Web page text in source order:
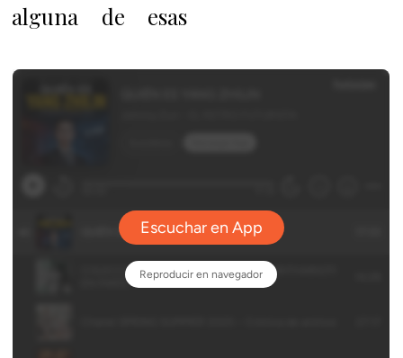
alguna de esas